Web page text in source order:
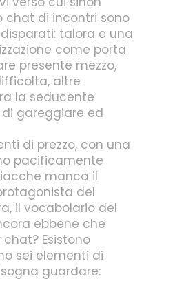
chat di incontri sono
talora e una
come porta
presente mezzo,
altre
la seducente
di gareggiare ed
di prezzo, con una
pacificamente
manca il
del
il vocabolario del
ebbene che
Esistono
sei elementi di
guardare: